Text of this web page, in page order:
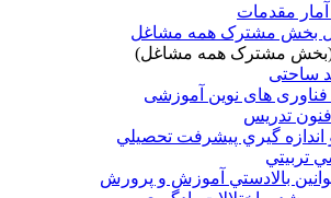
مقدمات
بخش مشترک همه مشاغل
مشترک همه مشاغل)
ساحتی
فناوری های نوین آموزشی
تدريس
گيري پيشرفت تحصيلي
تربيتي
بالادستي آموزش و پرورش